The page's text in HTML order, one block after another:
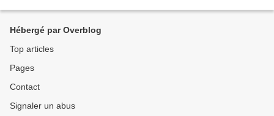
Hébergé par Overblog
Top articles
Pages
Contact
Signaler un abus